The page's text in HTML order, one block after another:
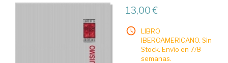
13,00 €
LIBRO
IBEROAMERICANO. Sin
Stock. Envío en 7/8
semanas.